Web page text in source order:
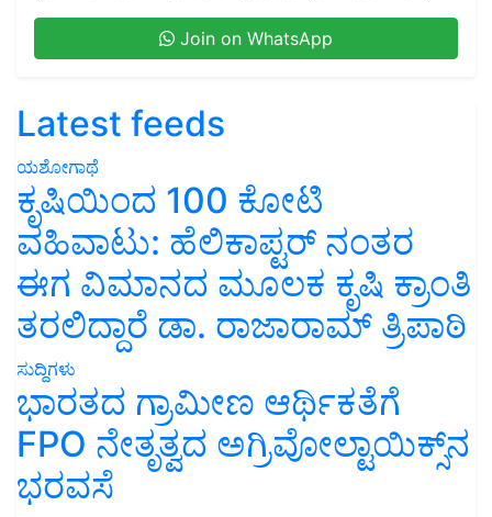
Join on WhatsApp
Latest feeds
ಯಶೋಗಾಥೆ
ಕೃಷಿಯಿಂದ 100 ಕೋಟಿ
ವಹಿವಾಟು: ಹೆಲಿಕಾಪ್ಟರ್ ನಂತರ
ಈಗ ವಿಮಾನದ ಮೂಲಕ ಕೃಷಿ ಕ್ರಾಂತಿ
ತರಲಿದ್ದಾರೆ ಡಾ. ರಾಜಾರಾಮ್ ತ್ರಿಪಾಠಿ
ಸುದ್ದಿಗಳು
ಭಾರತದ ಗ್ರಾಮೀಣ ಆರ್ಥಿಕತೆಗೆ
FPO ನೇತೃತ್ವದ ಅಗ್ರಿವೋಲ್ಟಾಯಿಕ್ಸ್‌ನ
ಭರವಸೆ